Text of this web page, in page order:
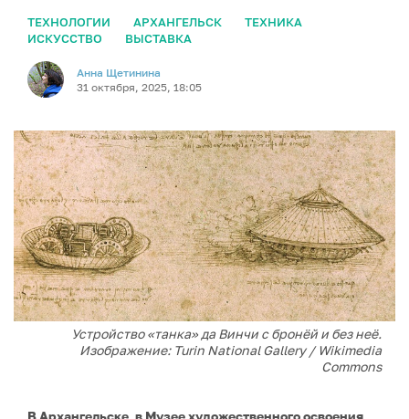
ТЕХНОЛОГИИ АРХАНГЕЛЬСК
ТЕХНИКА
ИСКУССТВО
ВЫСТАВКА
Анна Щетинина
31 октября, 2025, 18:05
Устройство «танка» да Винчи с бронёй и без неё.
Изображение: Turin National Gallery / Wikimedia
Commons
В Архангельске, в Музее художественного освоения